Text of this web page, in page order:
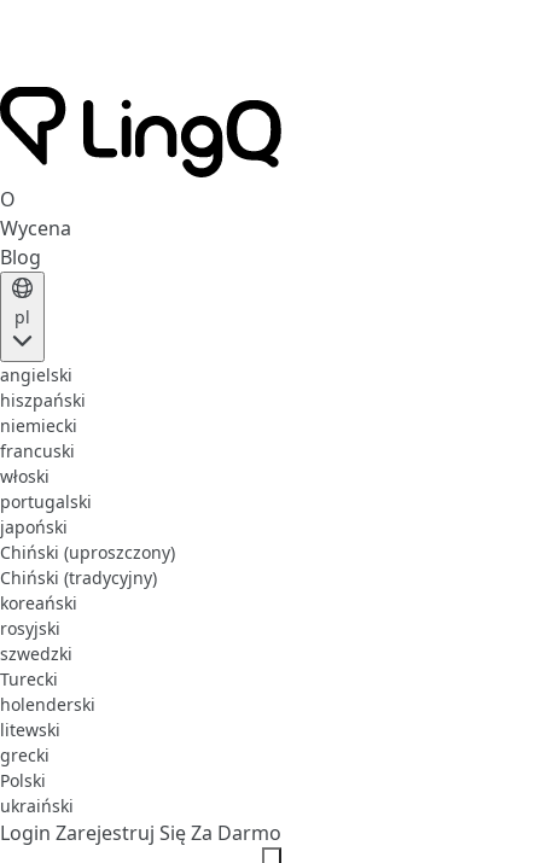
O
Wycena
Blog
pl
angielski
hiszpański
niemiecki
francuski
włoski
portugalski
japoński
Chiński (uproszczony)
Chiński (tradycyjny)
koreański
rosyjski
szwedzki
Turecki
holenderski
litewski
grecki
Polski
ukraiński
Login Zarejestruj Się Za Darmo